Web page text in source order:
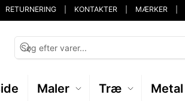
RETURNERING KONTAKTER MÆRKER
Maler Træ Metal